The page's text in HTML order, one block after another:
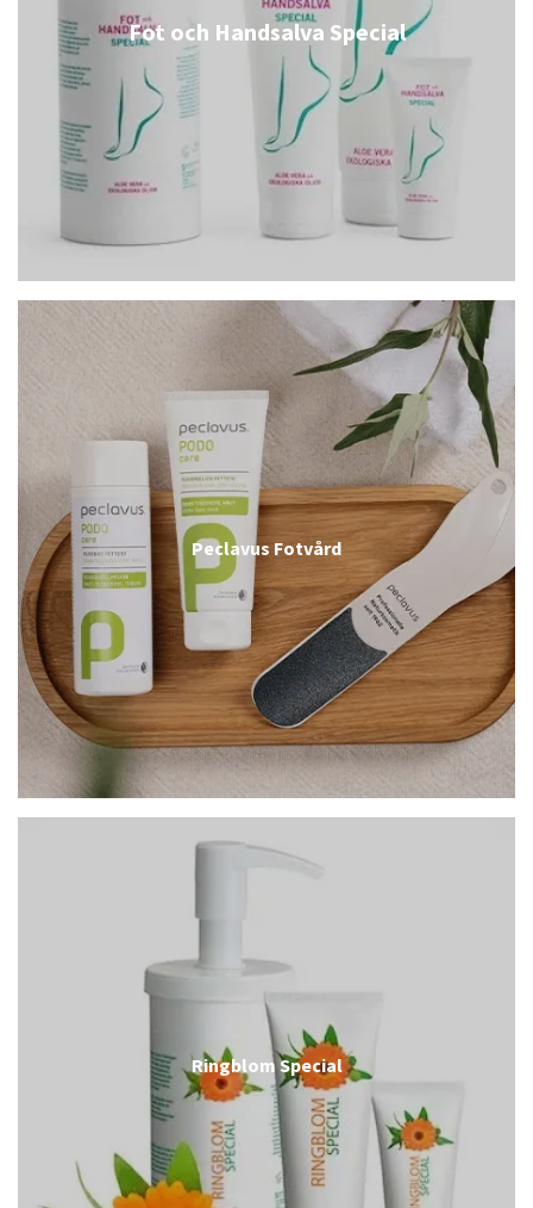
Fot och Handsalva Special
Peclavus Fotvård
Ringblom Special